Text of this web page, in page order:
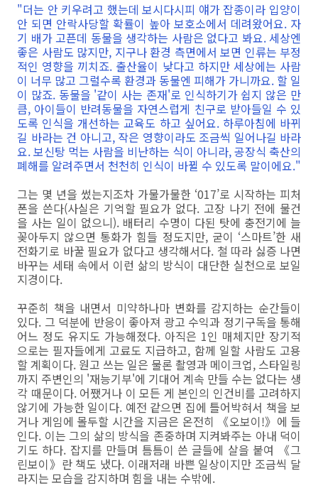
"더는 안 키우려고 했는데 보시다시피 얘가 잡종이라 입양이
안 되면 안락사당할 확률이 높아 보호소에서 데려왔어요. 자
기 배가 고픈데 동물을 생각하는 사람은 없다고 봐요. 세상엔
좋은 사람도 많지만, 지구나 환경 측면에서 보면 인류는 부정
적인 영향을 끼치죠. 출산율이 낮다고 하지만 세상에는 사람
이 너무 많고 그럴수록 환경과 동물엔 피해가 가니까요. 할 일
이 많죠. 동물을 '같이 사는 존재'로 인식하기가 쉽지 않은 만
큼, 아이들이 반려동물을 자연스럽게 친구로 받아들일 수 있
도록 인식을 개선하는 교육도 하고 싶어요. 하루아침에 바뀌
길 바라는 건 아니고, 작은 영향이라도 조금씩 일어나길 바라
요. 보신탕 먹는 사람을 비난하는 식이 아니라, 공장식 축산의
폐해를 알려주면서 천천히 인식이 바뀔 수 있도록 말이에요."
그는 몇 년을 썼는지조차 가물가물한 ‘017’로 시작하는 피처
폰을 쓴다(사실은 기억할 필요가 없다. 고장 나기 전에 물건
을 사는 일이 없으니). 배터리 수명이 다된 탓에 충전기에 늘
꽂아두지 않으면 통화가 힘들 정도지만, 굳이 ‘스마트’한 새
전화기로 바꿀 필요가 없다고 생각해서다. 철 따라 싫증 나면
바꾸는 세태 속에서 이런 삶의 방식이 대단한 실천으로 보일
지경이다.
꾸준히 책을 내면서 미약하나마 변화를 감지하는 순간들이
있다. 그 덕분에 반응이 좋아져 광고 수익과 정기구독을 통해
어느 정도 유지도 가능해졌다. 아직은 1인 매체지만 장기적
으로는 필자들에게 고료도 지급하고, 함께 일할 사람도 고용
할 계획이다. 원고 쓰는 일은 물론 촬영과 메이크업, 스타일링
까지 주변인의 '재능기부'에 기대어 계속 만들 수는 없다는 생
각 때문이다. 어쨌거나 이 모든 게 본인의 인건비를 고려하지
않기에 가능한 일이다. 예전 같으면 집에 틀어박혀서 책을 보
거나 게임에 몰두할 시간을 지금은 온전히 《오보이!》에 들
인다. 이는 그의 삶의 방식을 존중하며 지켜봐주는 아내 덕이
기도 하다. 잡지를 만들며 틈틈이 쓴 글들에 살을 붙여 《그
린보이》란 책도 냈다. 이래저래 바쁜 일상이지만 조금씩 달
라지는 모습을 감지하며 힘을 내는 수밖에.